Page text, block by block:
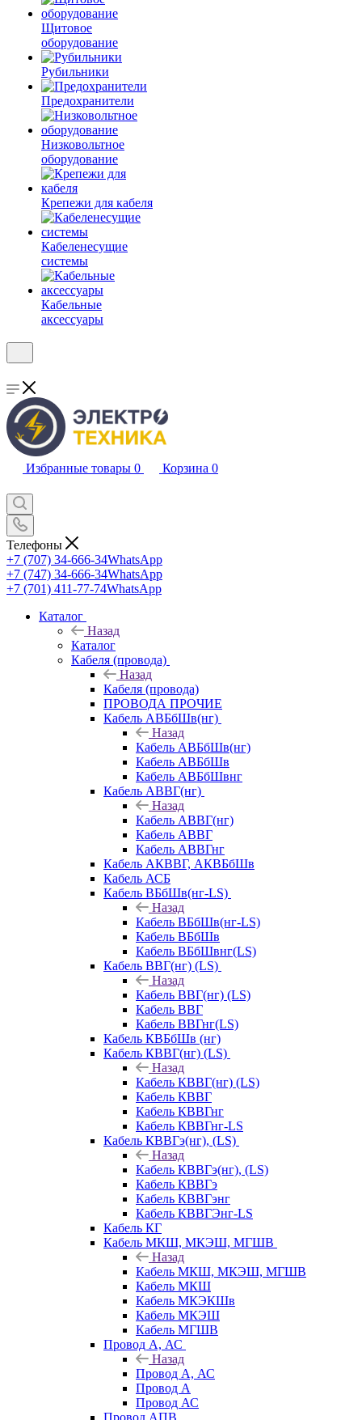
Щитовое
оборудование
Рубильники
Предохранители
Низковольтное
оборудование
Крепежи для кабеля
Кабеленесущие
системы
Кабельные
аксессуары
Избранные товары 0 Корзина 0
Телефоны
+7 (707) 34-666-34WhatsApp
+7 (747) 34-666-34WhatsApp
+7 (701) 411-77-74WhatsApp
Каталог
Назад
Каталог
Кабеля (провода)
Назад
Кабеля (провода)
ПРОВОДА ПРОЧИЕ
Кабель АВБбШв(нг)
Назад
Кабель АВБбШв(нг)
Кабель АВБбШв
Кабель АВБбШвнг
Кабель АВВГ(нг)
Назад
Кабель АВВГ(нг)
Кабель АВВГ
Кабель АВВГнг
Кабель АКВВГ, АКВБбШв
Кабель АСБ
Кабель ВБбШв(нг-LS)
Назад
Кабель ВБбШв(нг-LS)
Кабель ВБбШв
Кабель ВБбШвнг(LS)
Кабель ВВГ(нг) (LS)
Назад
Кабель ВВГ(нг) (LS)
Кабель ВВГ
Кабель ВВГнг(LS)
Кабель КВБбШв (нг)
Кабель КВВГ(нг) (LS)
Назад
Кабель КВВГ(нг) (LS)
Кабель КВВГ
Кабель КВВГнг
Кабель КВВГнг-LS
Кабель КВВГэ(нг), (LS)
Назад
Кабель КВВГэ(нг), (LS)
Кабель КВВГэ
Кабель КВВГэнг
Кабель КВВГЭнг-LS
Кабель КГ
Кабель МКШ, МКЭШ, МГШВ
Назад
Кабель МКШ, МКЭШ, МГШВ
Кабель МКШ
Кабель МКЭКШв
Кабель МКЭШ
Кабель МГШВ
Провод А, АС
Назад
Провод А, АС
Провод А
Провод АС
Провод АПВ